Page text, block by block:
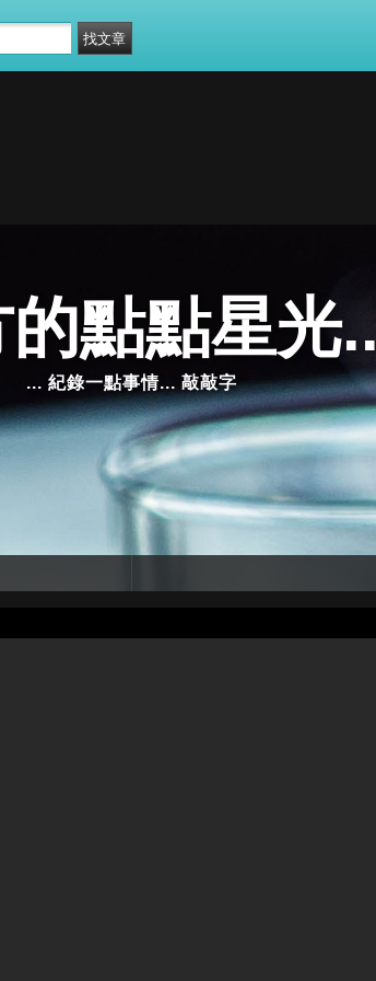
點點星光..
... 紀錄一點事情... 敲敲字